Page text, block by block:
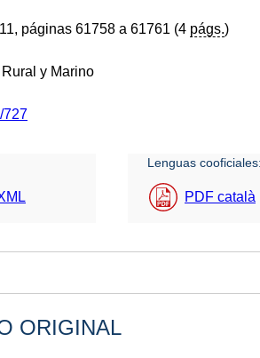
páginas 61758 a 61761 (4 págs.)
y Marino
727
Lenguas cooficiales:
PDF català
ORIGINAL